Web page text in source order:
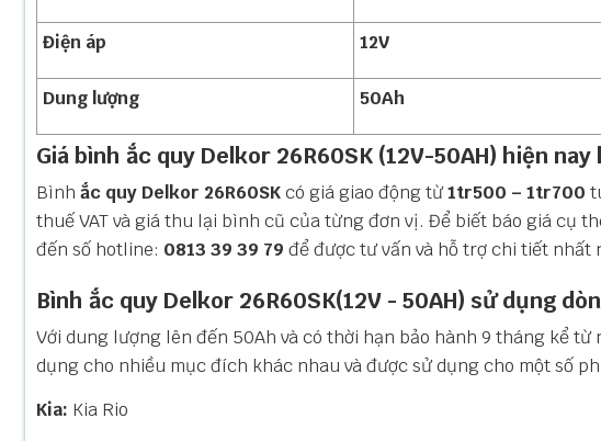
Điện áp 12V
Dung lượng 50Ah
Giá bình ắc quy Delkor 26R60SK (12V-50AH) hiện nay
Bình ắc quy Delkor 26R60SKcó giá giao động từ1tr500 – 1tr700
thuế VAT và giá thu lại bình cũ của từng đơn vị. Để biết báo giá cụ
đến số hotline: 0813 39 39 79 để được tư vấn và hỗ trợ chi tiết nhất
Bình ắc quy Delkor 26R60SK(12V - 50AH) sử dụng
Với dung lượng lên đến 50Ah và có thời hạn bảo hành 9 tháng kể
dụng cho nhiều mục đích khác nhau và được sử dụng cho một số
Kia: Kia Rio